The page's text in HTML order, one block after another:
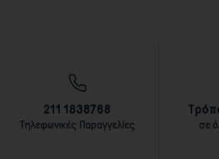
211 1838768
Τηλεφωνικές Παραγγελίες σε